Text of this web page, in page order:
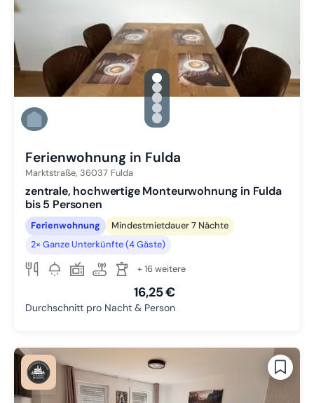
gallery.slide_selector
Zu Slide 1 wechseln
Zu Slide 2 wechseln
Zu Slide 3 wechseln
Zu Slide 4 wechseln
Zu Slide 5 wechseln
Ferienwohnung in Fulda
Marktstraße, 36037 Fulda
zentrale, hochwertige Monteurwohnung in Fulda
bis 5 Personen
Ferienwohnung
Mindestmietdauer 7 Nächte
2× Ganze Unterkünfte (4 Gäste)
+ 16 weitere
16,25 €
Durchschnitt pro Nacht & Person